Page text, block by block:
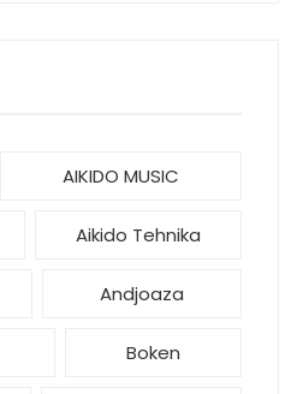
AIKIDO MUSIC
Aikido Tehnika
Andjoaza
Boken